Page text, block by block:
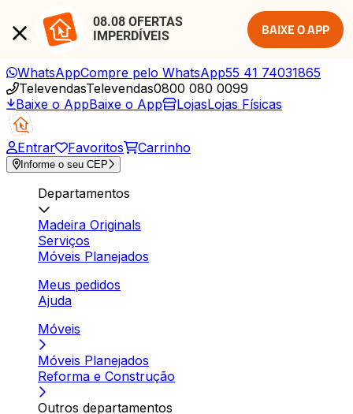
08.08 OFERTAS
IMPERDÍVEIS
BAIXE O APP
WhatsAppCompre pelo WhatsApp55 41 74031865
TelevendasTelevendas0800 080 0099
Baixe o AppBaixe o App LojasLojas Físicas
Entrar Favoritos Carrinho
Informe o seu CEP
Departamentos
Madeira Originals
Serviços
Móveis Planejados
Meus pedidos
Ajuda
Móveis
Móveis Planejados
Reforma e Construção
Outros departamentos